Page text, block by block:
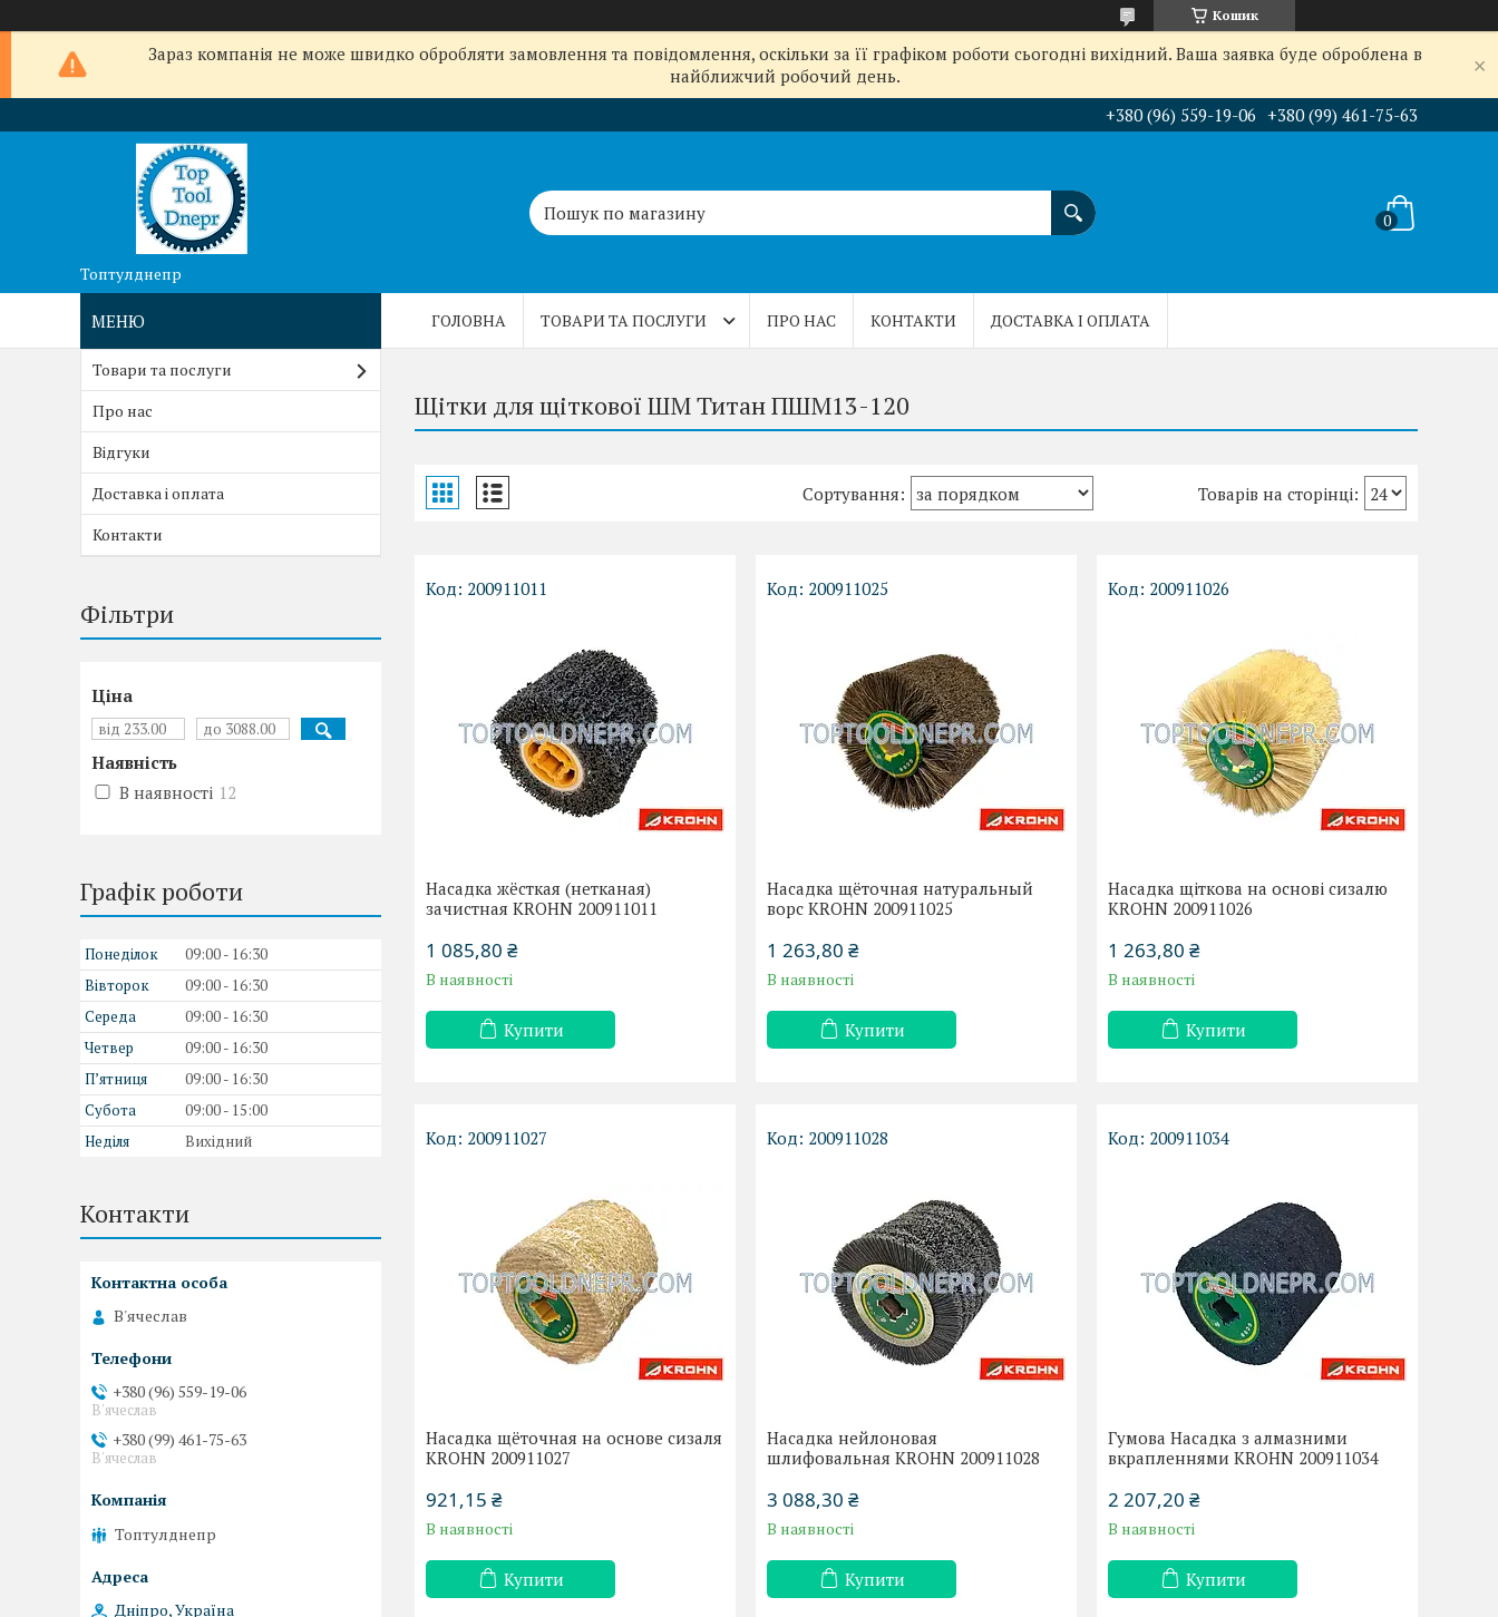
Кошик
Зараз компанія не може швидко обробляти замовлення та повідомлення, оскільки за її графіком роботи сьогодні вихідний. Ваша заявка буде оброблена в
найближчий робочий день.
+380 (96) 559-19-06 +380 (99) 461-75-63
Топтулднепр
ГОЛОВНА ТОВАРИ ТА ПОСЛУГИ ПРО НАС КОНТАКТИ ДОСТАВКА І ОПЛАТА
Щітки для щіткової ШМ Титан ПШМ13-120
200911011
Насадка жёсткая (нетканая)
зачистная KROHN 200911011
1 085,80 ₴
В наявності
Купити
200911025
Насадка щёточная натуральный
ворс KROHN 200911025
1 263,80 ₴
В наявності
Купити
200911026
Насадка щіткова на основі сизалю
KROHN 200911026
1 263,80 ₴
В наявності
Купити
200911027
Насадка щёточная на основе сизаля
KROHN 200911027
921,15 ₴
В наявності
Купити
200911028
Насадка нейлоновая
шлифовальная KROHN 200911028
3 088,30 ₴
В наявності
Купити
200911034
Гумова Насадка з алмазними
вкрапленнями KROHN 200911034
2 207,20 ₴
В наявності
Купити
Товари та послуги
Про нас
Відгуки
Доставка і оплата
Контакти
Фільтри
Ціна
Наявність
В наявності 12
Графік роботи
Понеділок 09:00
16:30
Вівторок
09:00
16:30
Середа
09:00
16:30
Четвер
09:00
16:30
Пʼятниця
09:00
16:30
Субота
09:00
15:00
Неділя
Вихідний
Контакти
В'ячеслав
+380 (96) 559-19-06
В'ячеслав
+380 (99) 461-75-63
В'ячеслав
Топтулднепр
Дніпро, Україна